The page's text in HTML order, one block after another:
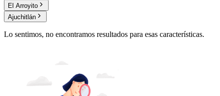
El Arroyito
Ajuchitlán
Lo sentimos, no encontramos resultados para esas características.